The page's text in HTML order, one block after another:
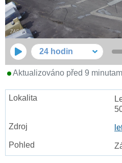
24 hodin
Aktualizováno před 9